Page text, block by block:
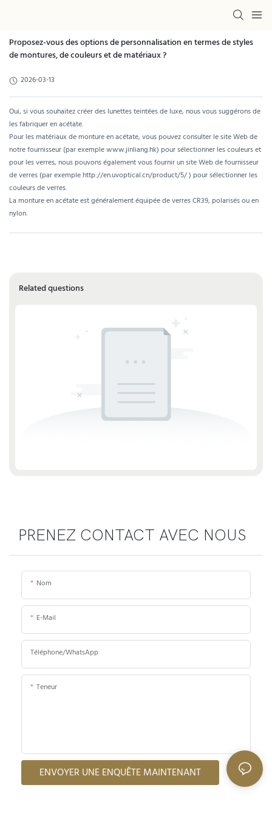
Proposez-vous des options de personnalisation en termes de styles
de montures, de couleurs et de matériaux ?
2026-03-13
Oui, si vous souhaitez créer des lunettes teintées de luxe, nous vous suggérons de
les fabriquer en acétate.
Pour les matériaux de monture en acétate, vous pouvez consulter le site Web de
notre fournisseur (par exemple www.jinliang.hk) pour sélectionner les couleurs et
pour les verres, nous pouvons également vous fournir un site Web de fournisseur
de verres (par exemple http://en.uvoptical.cn/product/5/) pour sélectionner les
couleurs de verres.
La monture en acétate est généralement équipée de verres CR39, polarisés ou en
nylon.
Related questions
PRENEZ CONTACT AVEC NOUS
Nom
E-Mail
Téléphone/WhatsApp
Teneur
ENVOYER UNE ENQUÊTE MAINTENANT